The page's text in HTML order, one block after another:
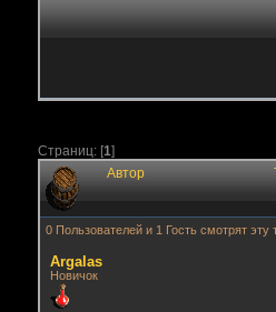
Страниц: [1]
Автор
0 Пользователей и 1 Гость смотрят эту
Argalas
Новичок